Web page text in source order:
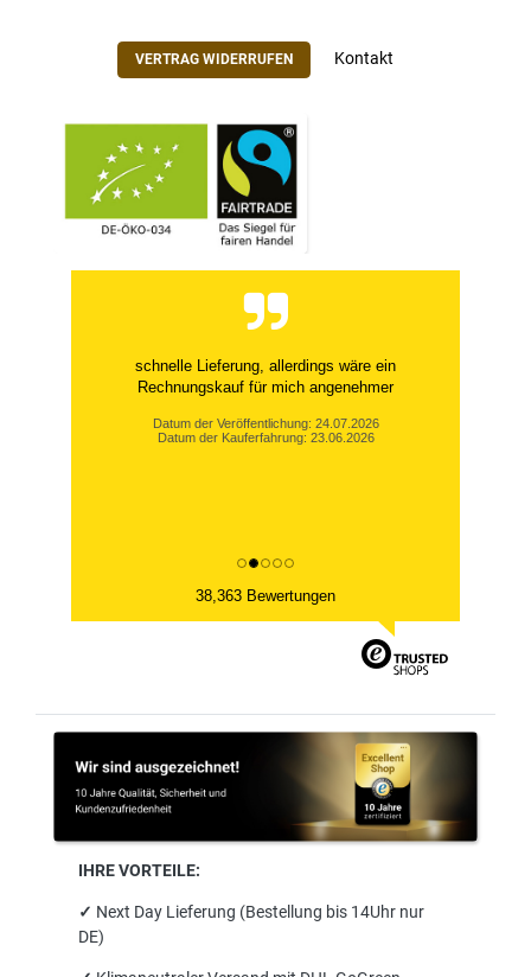
VERTRAG WIDERRUFEN Kontakt
schnelle Lieferung, allerdings wäre ein
Rechnungskauf für mich angenehmer
Datum der Veröffentlichung: 24.07.2026
Datum der Kauferfahrung: 23.06.2026
38,363 Bewertungen
IHRE VORTEILE:
✓ Next Day Lieferung (Bestellung bis 14Uhr nur
DE)